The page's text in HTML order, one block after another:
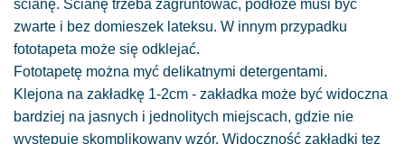
ścianę. Ścianę trzeba zagruntować, podłoże musi być
zwarte i bez domieszek lateksu. W innym przypadku
fototapeta może się odklejać.
Fototapetę można myć delikatnymi detergentami.
Klejona na zakładkę 1-2cm - zakładka może być widoczna
bardziej na jasnych i jednolitych miejscach, gdzie nie
występuje skomplikowany wzór. Widoczność zakładki tez